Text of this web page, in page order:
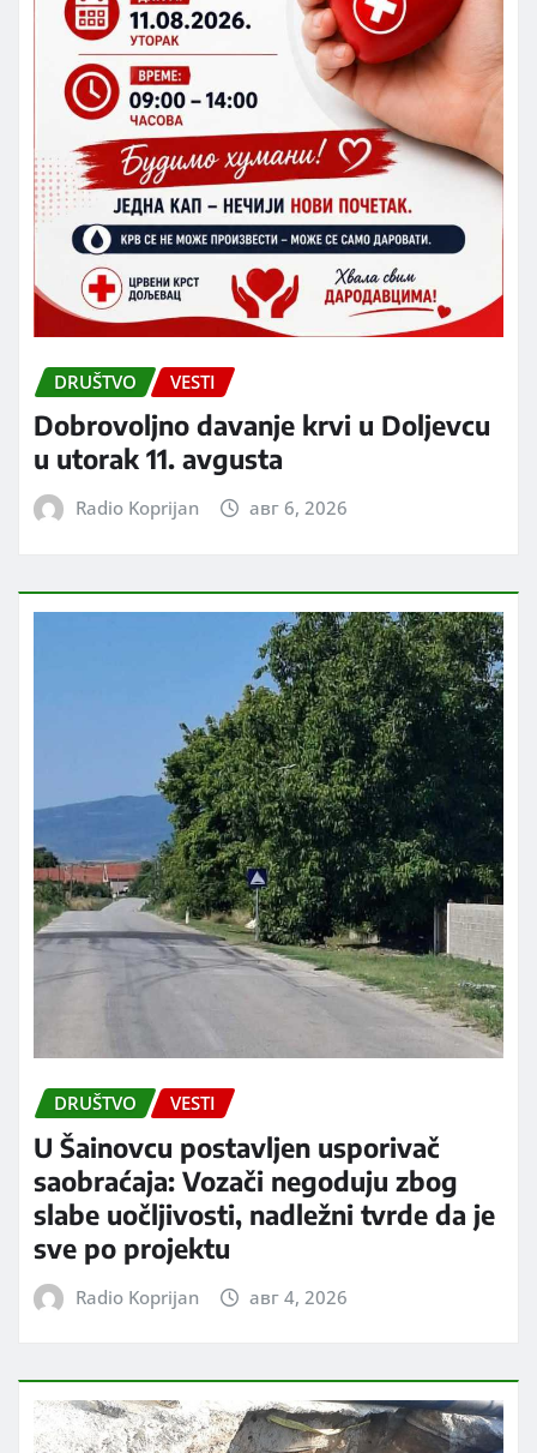
DRUŠTVO VESTI
Dobrovoljno davanje krvi u Doljevcu
u utorak 11. avgusta
Radio Koprijan авг 6, 2026
DRUŠTVO VESTI
U Šainovcu postavljen usporivač
saobraćaja: Vozači negoduju zbog
slabe uočljivosti, nadležni tvrde da je
sve po projektu
Radio Koprijan авг 4, 2026